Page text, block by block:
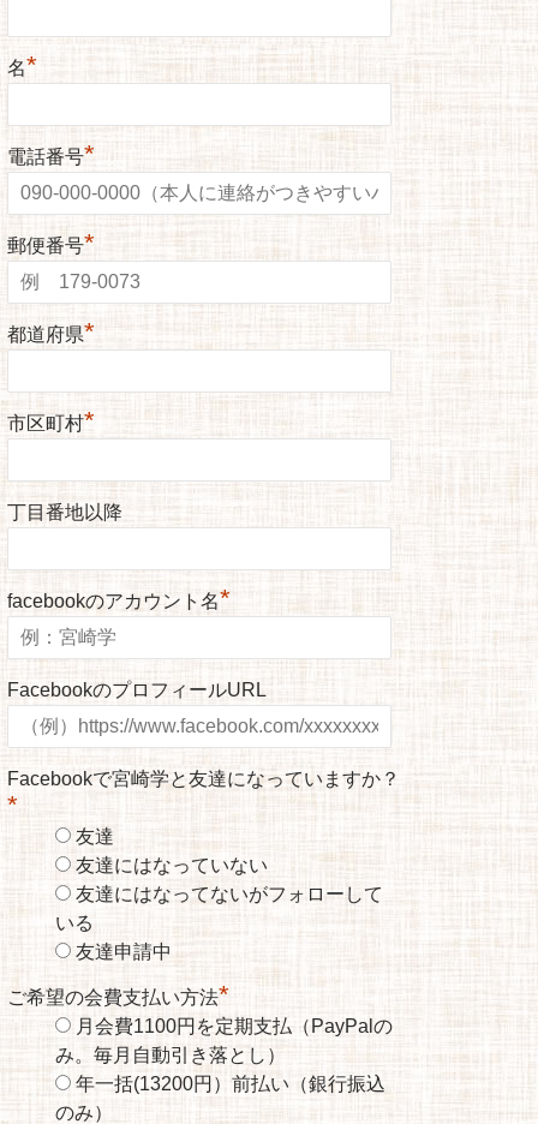
名*
電話番号*
郵便番号*
都道府県*
市区町村*
丁目番地以降
facebookのアカウント名*
FacebookのプロフィールURL
Facebookで宮崎学と友達になっていますか？
*
友達
友達にはなっていない
友達にはなってないがフォローして
いる
友達申請中
ご希望の会費支払い方法*
月会費1100円を定期支払（PayPalの
み。毎月自動引き落とし）
年一括(13200円）前払い（銀行振込
のみ）